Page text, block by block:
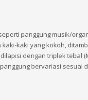
panggung musik/
kaki yang kokoh,
dengan triplek tebal
bervariasi sesuai